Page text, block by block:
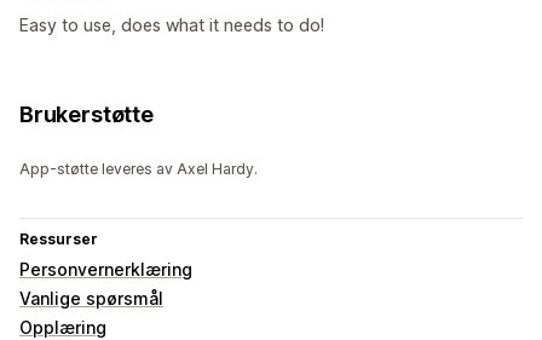
Easy to use, does what it needs to do!
Brukerstøtte
App-støtte leveres av Axel Hardy.
Ressurser
Personvernerklæring
Vanlige spørsmål
Opplæring